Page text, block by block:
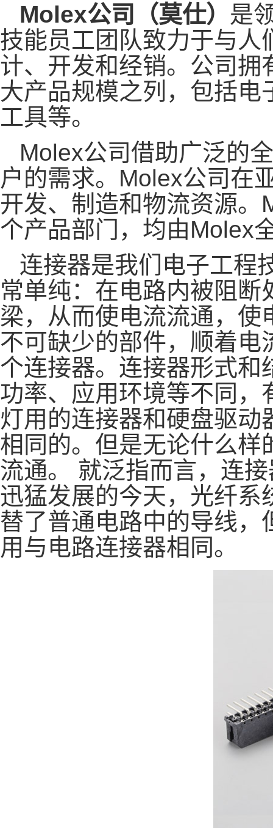
Molex公司（莫仕） 是
技能员工团队致力于与人
计、开发和经销。公司
大产品规模之列，包括
工具等。
Molex公司借助广泛的
户的需求。Molex公司在
开发、制造和物流资源
个产品部门，均由Molex
连接器是我们电子工程
常单纯：在电路内被阻
梁，从而使电流流通，
不可缺少的部件，顺着
个连接器。连接器形式和
功率、应用环境等不同，
灯用的连接器和硬盘驱
相同的。但是无论什么样
流通。 就泛指而言，连
迅猛发展的今天，光纤系
替了普通电路中的导线
用与电路连接器相同。